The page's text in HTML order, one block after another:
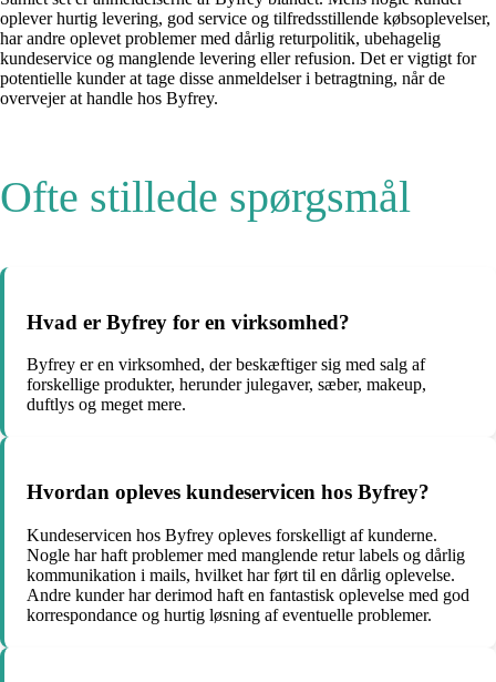
oplever hurtig levering, god service og tilfredsstillende købsoplevelser,
har andre oplevet problemer med dårlig returpolitik, ubehagelig
kundeservice og manglende levering eller refusion. Det er vigtigt for
potentielle kunder at tage disse anmeldelser i betragtning, når de
overvejer at handle hos Byfrey.
Ofte stillede spørgsmål
Hvad er Byfrey for en virksomhed?
Byfrey er en virksomhed, der beskæftiger sig med salg af
forskellige produkter, herunder julegaver, sæber, makeup,
duftlys og meget mere.
Hvordan opleves kundeservicen hos Byfrey?
Kundeservicen hos Byfrey opleves forskelligt af kunderne.
Nogle har haft problemer med manglende retur labels og dårlig
kommunikation i mails, hvilket har ført til en dårlig oplevelse.
Andre kunder har derimod haft en fantastisk oplevelse med god
korrespondance og hurtig løsning af eventuelle problemer.